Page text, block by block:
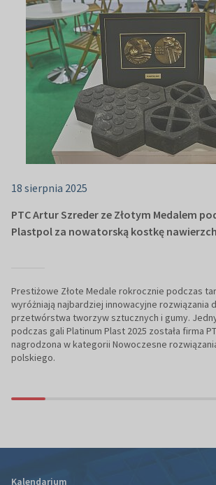
18 sierpnia 2025
PTC Artur Szreder ze Złotym Medalem
Plastpol za nowatorską kostkę
Prestiżowe Złote Medale rokrocznie podczas
wyróżniają najbardziej innowacyjne rozwiązania
przetwórstwa tworzyw sztucznych i gumy.
podczas gali Platinum Plast 2025 została firma
nagrodzona w kategorii Nowoczesne
polskiego.
Kalendarium